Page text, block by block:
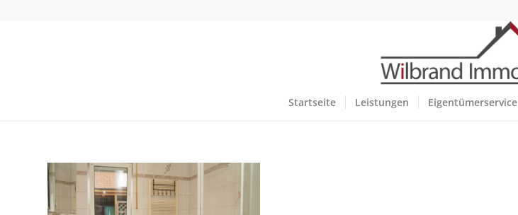
Startseite Leistungen Eigentümerservice